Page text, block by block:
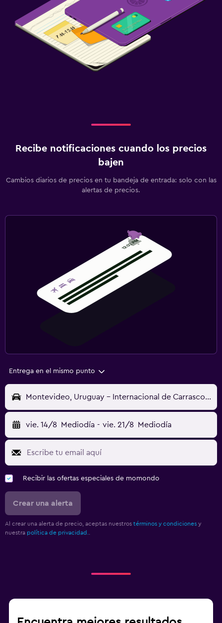
Recibe notificaciones cuando los precios
bajen
Cambios diarios de precios en tu bandeja de entrada: solo con las
alertas de precios.
Entrega en el mismo punto
Montevideo, Uruguay - Internacional de Carrasco (MVD)
vie. 14/8 Mediodía - vie. 21/8 Mediodía
Recibir las ofertas especiales de momondo
Crear una alerta
Al crear una alerta de precio, aceptas nuestros términos y condiciones y
nuestra política de privacidad..